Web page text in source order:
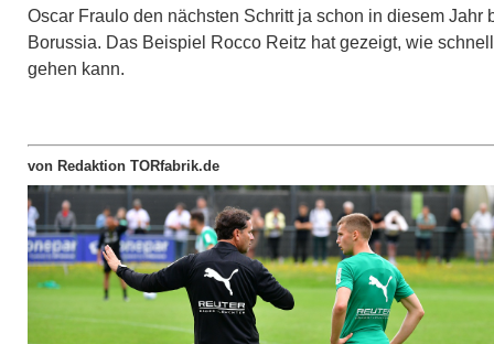
Oscar Fraulo den nächsten Schritt ja schon in diesem Jahr
Borussia. Das Beispiel Rocco Reitz hat gezeigt, wie
gehen kann.
von Redaktion TORfabrik.de